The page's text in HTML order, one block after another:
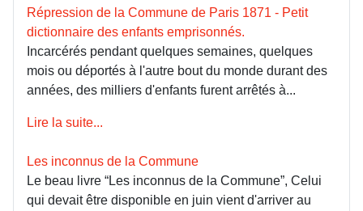
Répression de la Commune de Paris 1871 - Petit
dictionnaire des enfants emprisonnés.
Incarcérés pendant quelques semaines, quelques
mois ou déportés à l'autre bout du monde durant des
années, des milliers d'enfants furent arrêtés à...
Lire la suite...
Les inconnus de la Commune
Le beau livre “Les inconnus de la Commune”, Celui
qui devait être disponible en juin vient d'arriver au